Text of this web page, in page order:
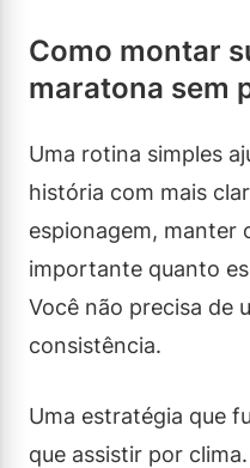
Como montar
maratona sem
Uma rotina simples
história com mais
espionagem, manter
importante quanto
Você não precisa de
consistência.
Uma estratégia que
que assistir por